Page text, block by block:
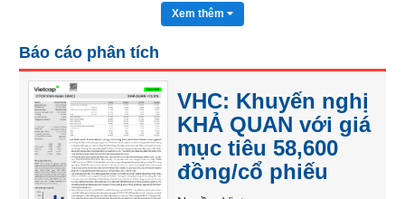
Xem thêm
Báo cáo phân tích
VHC: Khuyến nghị
KHẢ QUAN với giá
mục tiêu 58,600
đồng/cổ phiếu
CHĂM
SÓC
SỨC
KHỎE